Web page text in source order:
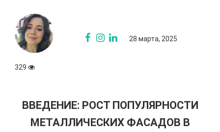
28 марта, 2025
329
ВВЕДЕНИЕ: РОСТ ПОПУЛЯРНОСТИ
МЕТАЛЛИЧЕСКИХ ФАСАДОВ В